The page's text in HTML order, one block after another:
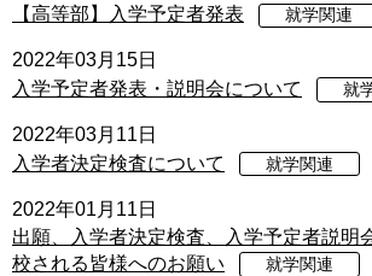
【高等部】入学予定者発表
就学関連
2022年03月15日
入学予定者発表・説明会について
就
2022年03月11日
入学者決定検査について
就学関連
2022年01月11日
出願、入学者決定検査、入学予定者説明
校される皆様へのお願い
就学関連